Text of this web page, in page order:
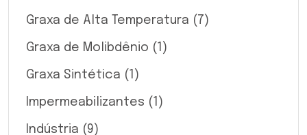
Graxa de Alta Temperatura (7)
Graxa de Molibdênio (1)
Graxa Sintética (1)
Impermeabilizantes (1)
Indústria (9)